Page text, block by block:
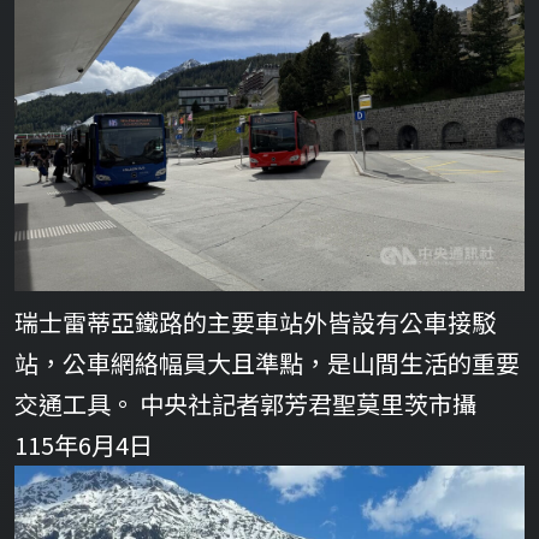
瑞士雷蒂亞鐵路的主要車站外皆設有公車接駁
站，公車網絡幅員大且準點，是山間生活的重要
交通工具。 中央社記者郭芳君聖莫里茨市攝
115年6月4日